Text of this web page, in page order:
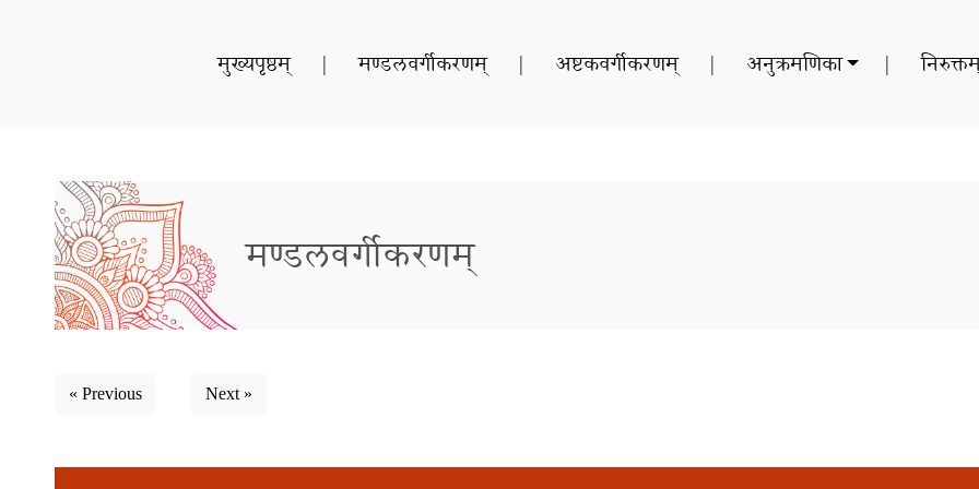
मुख्यपृष्ठम् | मण्डलवर्गीकरणम् | अष्टकवर्गीकरणम् | अनुक्रमणिका |
मण्डलवर्गीकरणम्
« Previous Next »